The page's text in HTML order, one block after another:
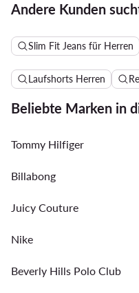
Andere Kunden
Slim Fit Jeans für Herren
Laufshorts Herren
Beliebte Marken in
Tommy Hilfiger
Billabong
Juicy Couture
Nike
Beverly Hills Polo Club